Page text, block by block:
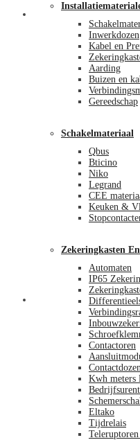
Inwerkdozen
Kabel en
Aarding
Buizen en
Gereedschap
Schakelmateriaal
Qbus
Bticino
Niko
Legrand
CEE
Keuken &
Zekeringkasten
Automaten
IP65
Contactoren
Kwh meters
Eltako
Tijdrelais